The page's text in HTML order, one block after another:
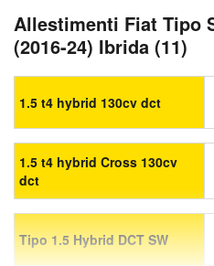
Allestimenti Fiat Tipo
(2016-24) Ibrida (11)
1.5 t4 hybrid 130cv dct
1.5 t4 hybrid Cross 130cv
dct
Tipo 1.5 Hybrid DCT SW